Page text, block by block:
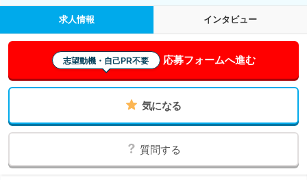
求人情報 インタビュー
志望動機・自己PR不要 応募フォームへ進む
気になる
質問する